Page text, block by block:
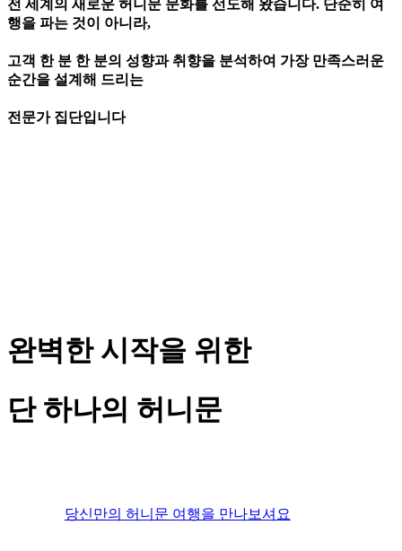
전 세계의 새로운 허니문 문화를 선도해 왔습니다. 단순히 여
행을 파는 것이 아니라,
고객 한 분 한 분의 성향과 취향을 분석하여 가장 만족스러운
순간을 설계해 드리는
전문가 집단입니다
완벽한 시작을 위한
단 하나의 허니문
당신만의 허니문 여행을 만나보셔요